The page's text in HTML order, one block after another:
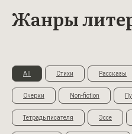
Жанры
All Стихи Рассказы
Очерки Non-fiction
Тетрадь писателя Эссе